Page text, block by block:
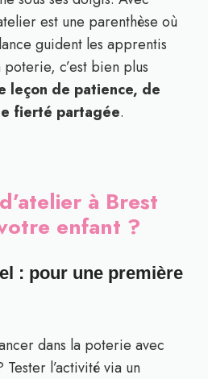
est une parenthèse où
guident les apprentis
c’est bien plus
leçon de patience, de
fierté partagée.
à Brest
enfant ?
: pour une première
dans la poterie avec
l’activité via un